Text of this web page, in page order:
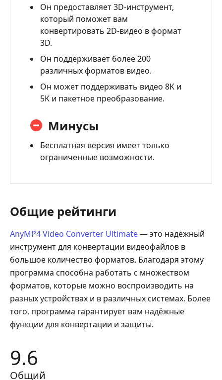
Он предоставляет 3D-инструмент,
который поможет вам
конвертировать 2D-видео в формат
3D.
Он поддерживает более 200
различных форматов видео.
Он может поддерживать видео 8K и
5K и пакетное преобразование.
Минусы
Бесплатная версия имеет только
ограниченные возможности.
Общие рейтинги
AnyMP4 Video Converter Ultimate— это надёжный
инструмент для конвертации видеофайлов в
большое количество форматов. Благодаря этому
программа способна работать с множеством
форматов, которые можно воспроизводить на
разных устройствах и в различных системах. Более
того, программа гарантирует вам надёжные
функции для конвертации и защиты.
9.6
Общий